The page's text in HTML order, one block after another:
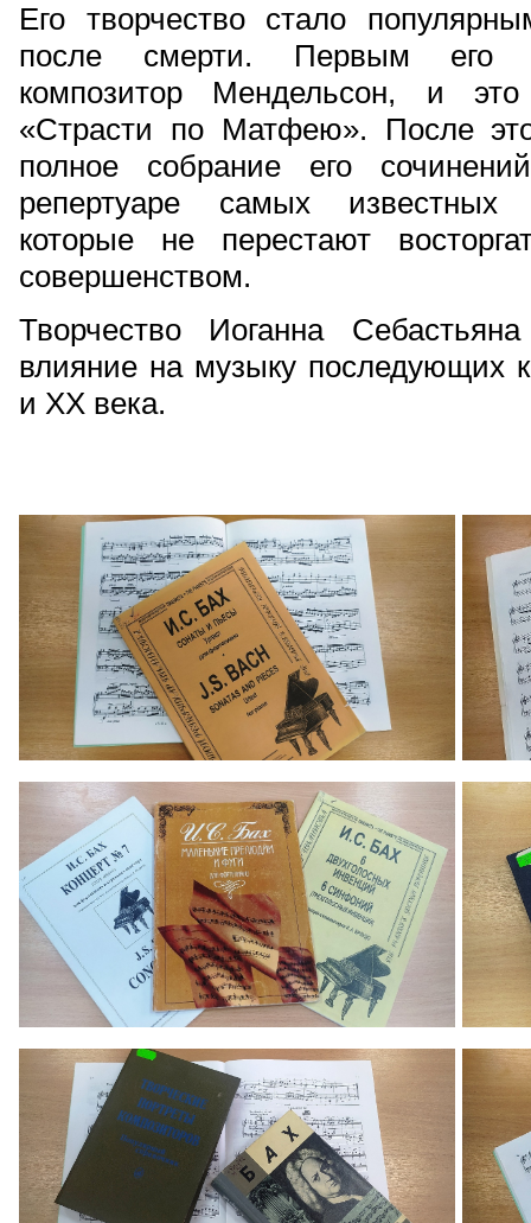
Его творчество стало
после смерти. Первым его
композитор Мендельсон, и
«Страсти по Матфею». После
полное собрание его
репертуаре самых известных
которые не перестают
совершенством.
Творчество Иоганна
влияние на музыку последующих
и ХХ века.